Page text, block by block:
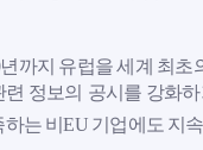
년까지 유럽을 세계 최
정보의 공시를 강화
는 비EU 기업에도 지